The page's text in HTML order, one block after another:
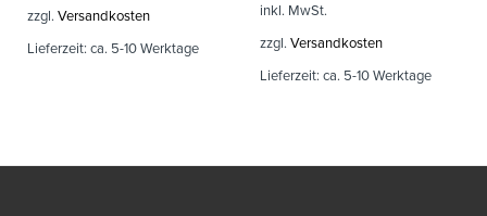
zzgl. Versandkosten
Lieferzeit: ca. 5-10 Werktage
inkl. MwSt.
zzgl. Versandkosten
Lieferzeit: ca. 5-10 Werktage